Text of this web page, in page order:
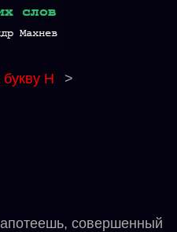
Н >
совершенный